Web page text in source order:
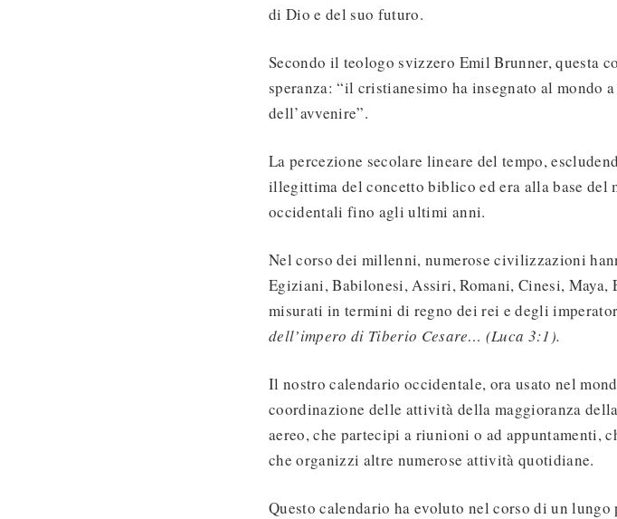
di Dio e del suo futuro.
Secondo il teologo svizzero Emil Brunner, questa
speranza: “il cristianesimo ha insegnato al mondo
dell’avvenire”.
La percezione secolare lineare del tempo,
illegittima del concetto biblico ed era alla base del
occidentali fino agli ultimi anni.
Nel corso dei millenni, numerose civilizzazioni
Egiziani, Babilonesi, Assiri, Romani, Cinesi,
misurati in termini di regno dei rei e degli
dell’impero di Tiberio Cesare… (Luca 3:1).
Il nostro calendario occidentale, ora usato nel
coordinazione delle attività della maggioranza
aereo, che partecipi a riunioni o ad appuntamenti,
che organizzi altre numerose attività quotidiane.
Questo calendario ha evoluto nel corso di un